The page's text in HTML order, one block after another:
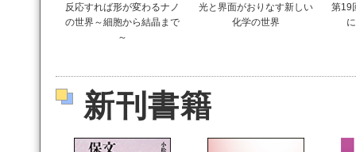
反応すれば形が変わるナノ
の世界～細胞から結晶まで
～
光と界面がおりなす新しい
化学の世界
第19
新刊書籍